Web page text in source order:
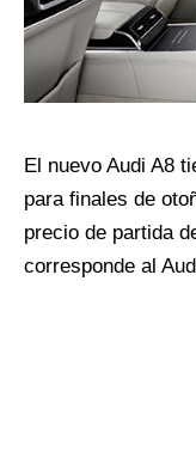
El nuevo Audi A8
para finales de
precio de partida
corresponde al